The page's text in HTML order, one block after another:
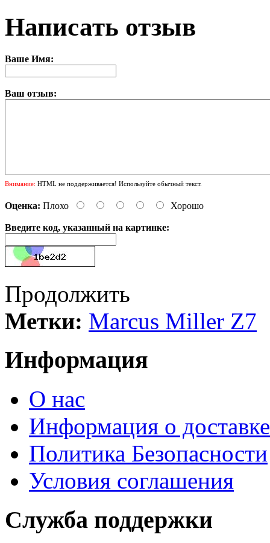
Написать отзыв
Ваше Имя:
Ваш отзыв:
Внимание: HTML не поддерживается! Используйте обычный текст.
Оценка: Плохо Хорошо
Введите код, указанный на картинке:
Продолжить
Метки: Marcus Miller Z7
Информация
О нас
Информация о доставке
Политика Безопасности
Условия соглашения
Служба поддержки